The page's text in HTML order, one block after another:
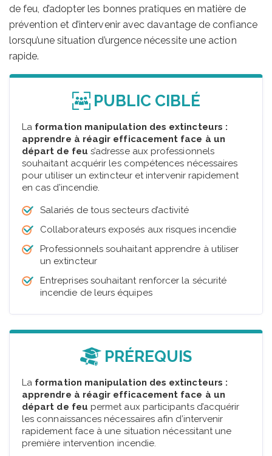
de feu, d’adopter les bonnes pratiques en matière de
prévention et d’intervenir avec davantage de confiance
lorsqu’une situation d’urgence nécessite une action
rapide.
PUBLIC CIBLÉ
La formation manipulation des extincteurs :
apprendre à réagir efficacement face à un
départ de feu s’adresse aux professionnels
souhaitant acquérir les compétences nécessaires
pour utiliser un extincteur et intervenir rapidement
en cas d’incendie.
Salariés de tous secteurs d’activité
Collaborateurs exposés aux risques incendie
Professionnels souhaitant apprendre à utiliser
un extincteur
Entreprises souhaitant renforcer la sécurité
incendie de leurs équipes
PRÉREQUIS
La formation manipulation des extincteurs :
apprendre à réagir efficacement face à un
départ de feu permet aux participants d’acquérir
les connaissances nécessaires afin d’intervenir
rapidement face à une situation nécessitant une
première intervention incendie.